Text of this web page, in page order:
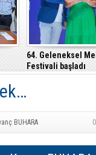
64. Geleneksel
Festivali başladı
BUHARA